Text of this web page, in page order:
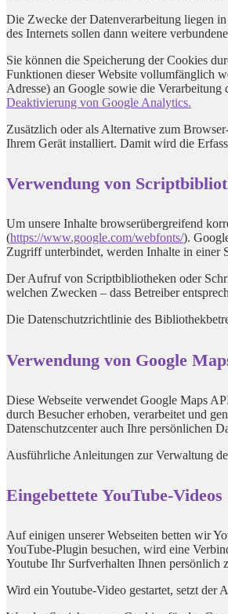
Die Zwecke der Datenverarbeitung liegen
des Internets sollen dann weitere
Sie können die Speicherung der Cookies
Funktionen dieser Website vollumfänglich
Adresse) an Google sowie die
Deaktivierung von Google Analytics.
Zusätzlich oder als Alternative zum
Ihrem Gerät installiert. Damit wird die
Verwendung von
Um unsere Inhalte browserübergreifend
(https://www.google.com/webfonts/).
Zugriff unterbindet, werden Inhalte in einer
Der Aufruf von Scriptbibliotheken oder
welchen Zwecken – dass Betreiber
Die Datenschutzrichtlinie des
Verwendung von Google
Diese Webseite verwendet Google Maps
durch Besucher erhoben, verarbeitet und
Datenschutzcenter auch Ihre persönlichen
Ausführliche Anleitungen zur Verwaltung
Eingebettete YouTube-Videos
Auf einigen unserer Webseiten betten wir
YouTube-Plugin besuchen, wird eine
Youtube Ihr Surfverhalten Ihnen persönlich
Wird ein Youtube-Video gestartet, setzt der